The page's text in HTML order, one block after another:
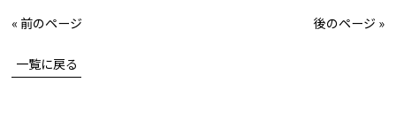
« 前のページ 後のページ »
一覧に戻る